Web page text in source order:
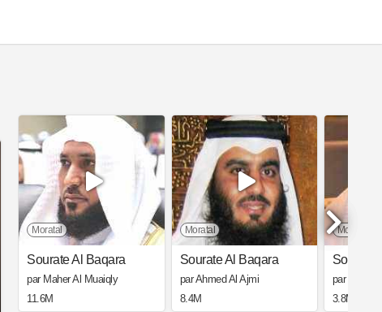
Moratal
Sourate Al Baqara
par Maher Al Muaiqly
11.6M
Moratal
Sourate Al Baqara
par Ahmed Al Ajmi
8.4M
Moratal
Sourate
par Saad
3.8M